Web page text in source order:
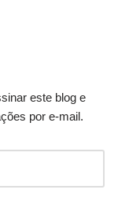
este blog e
por e-mail.